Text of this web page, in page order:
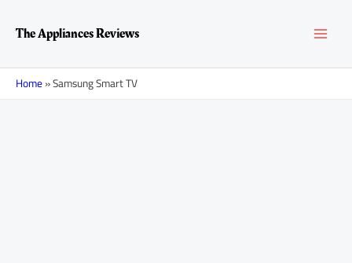
содержимому
The Appliances Reviews
Home»Samsung Smart TV